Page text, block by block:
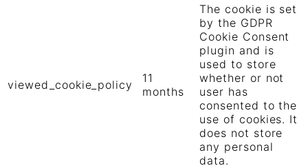
viewed_cookie_policy
11
months
The cookie is set
by the GDPR
Cookie Consent
plugin and is
used to store
whether or not
user has
consented to the
use of cookies. It
does not store
any personal
data.